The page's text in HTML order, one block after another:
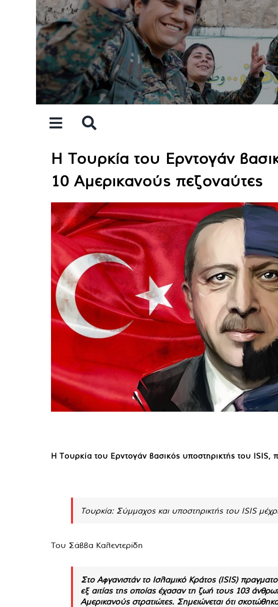
Η Τουρκία του Ερντογάν
10 Αμερικανούς πεζοναύτες
Η Τουρκία του Ερντογάν βασικός υποστηρικτής του
Τουρκία: Σύμμαχος και υποστηρικτής του ISIS
Του Σάββα Καλεντερίδη
Στο Αφγανιστάν το Ισλαμικό Κράτος (ISIS)
εξ αιτίας της οποίας έχασαν τη ζωή τους 103
Αμερικανούς στρατιώτες. Σημειώνεται ότι